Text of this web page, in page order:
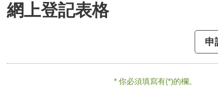
網上登記表格
申
* 你必須填寫有(*)的欄。